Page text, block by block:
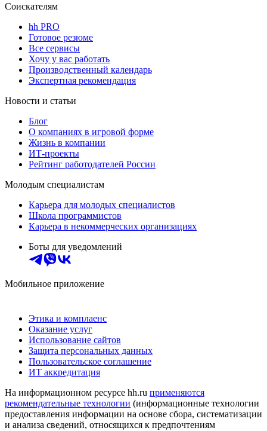
Соискателям
hh PRO
Готовое резюме
Все сервисы
Хочу у вас работать
Производственный календарь
Экспертная рекомендация
Новости и статьи
Блог
О компаниях в игровой форме
Жизнь в компании
ИТ-проекты
Рейтинг работодателей России
Молодым специалистам
Карьера для молодых специалистов
Школа программистов
Карьера в некоммерческих организациях
Боты для уведомлений
Мобильное приложение
Этика и комплаенс
Оказание услуг
Использование сайтов
Защита персональных данных
Пользовательское соглашение
ИТ аккредитация
На информационном ресурсе hh.ru применяются
рекомендательные технологии (информационные технологии
предоставления информации на основе сбора, систематизации
и анализа сведений, относящихся к предпочтениям